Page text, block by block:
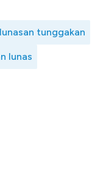
tunggakan
lunas